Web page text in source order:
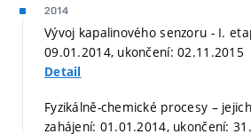
2014
Vývoj kapalinového senzoru - I.
09.01.2014, ukončení: 02.11.2015
Detail
Fyzikálně-chemické procesy –
zahájení: 01.01.2014, ukončení: